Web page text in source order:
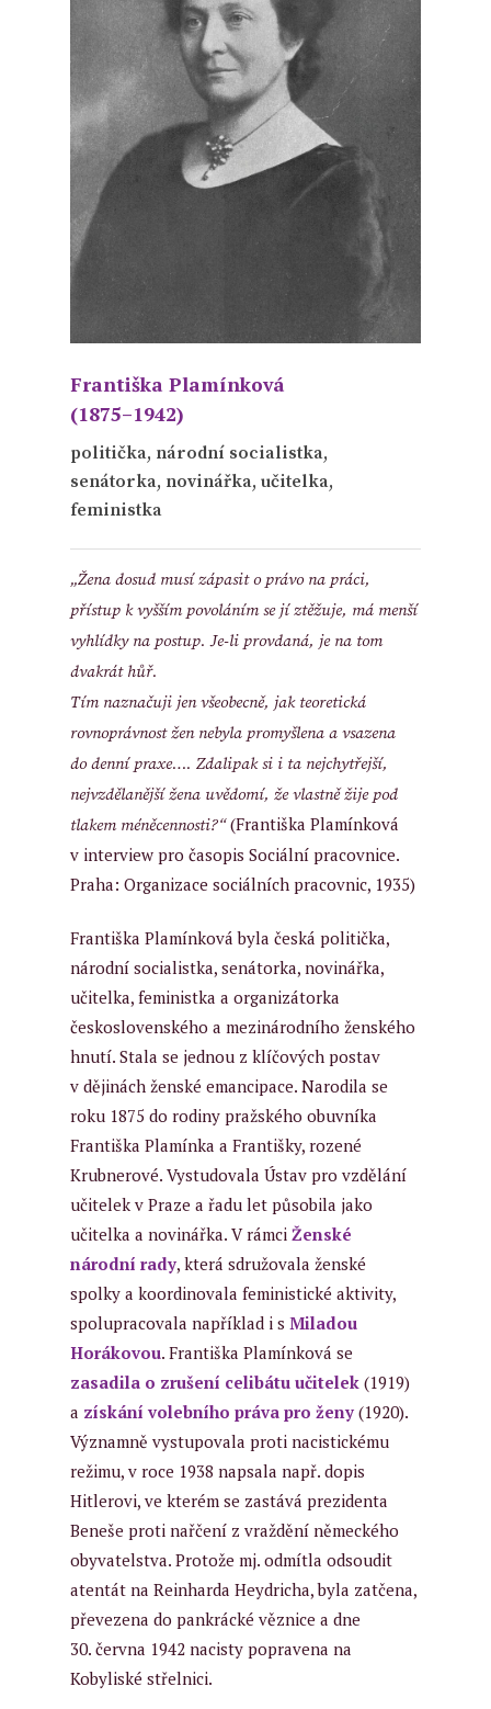
Františka Plamínková
(1875–1942)
politička, národní socialistka,
senátorka, novinářka, učitelka,
feministka
„Žena dosud musí zápasit o právo na práci,
přístup k vyšším povoláním se jí ztěžuje, má menší
vyhlídky na postup. Je-li provdaná, je na tom
dvakrát hůř.
Tím naznačuji jen všeobecně, jak teoretická
rovnoprávnost žen nebyla promyšlena a vsazena
do denní praxe…. Zdalipak si i ta nejchytřejší,
nejvzdělanější žena uvědomí, že vlastně žije pod
tlakem méněcennosti?“(Františka Plamínková
v interview pro časopis Sociální pracovnice.
Praha: Organizace sociálních pracovnic, 1935)
Františka Plamínková byla česká politička,
národní socialistka, senátorka, novinářka,
učitelka, feministka a organizátorka
československého a mezinárodního ženského
hnutí. Stala se jednou z klíčových postav
v dějinách ženské emancipace. Narodila se
roku 1875 do rodiny pražského obuvníka
Františka Plamínka a Františky, rozené
Krubnerové. Vystudovala Ústav pro vzdělání
učitelek v Praze a řadu let působila jako
učitelka a novinářka. V rámciŽenské
národní rady, která sdružovala ženské
spolky a koordinovala feministické aktivity,
spolupracovala například i sMiladou
Horákovou. Františka Plamínková se
zasadila o zrušení celibátu učitelek(1919)
a získání volebního práva pro ženy(1920).
Významně vystupovala proti nacistickému
režimu, v roce 1938 napsala např. dopis
Hitlerovi, ve kterém se zastává prezidenta
Beneše proti nařčení z vraždění německého
obyvatelstva. Protože mj. odmítla odsoudit
atentát na Reinharda Heydricha, byla zatčena,
převezena do pankrácké věznice a dne
30. června 1942 nacisty popravena na
Kobyliské střelnici.